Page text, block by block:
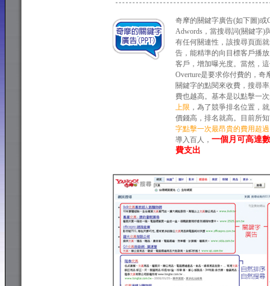
奇摩的關鍵字廣告(如下圖)或
Adwords，當搜尋詞(關鍵字)
有任何關連性，該搜尋頁面
告，能精準的向目標客戶播
客戶，增加曝光度。當然，
Overture是要求你付費的，奇
關鍵字的點閱來收費，搜尋
費也越高。基本是以點擊一
上限 ，為了競爭排名位置，
價錢高，排名就高。目前所
字點擊一次最昂貴的費用超
導入百人， 一個月可高達
費支出